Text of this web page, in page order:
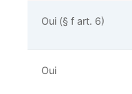
Oui (§ f art. 6)
Oui